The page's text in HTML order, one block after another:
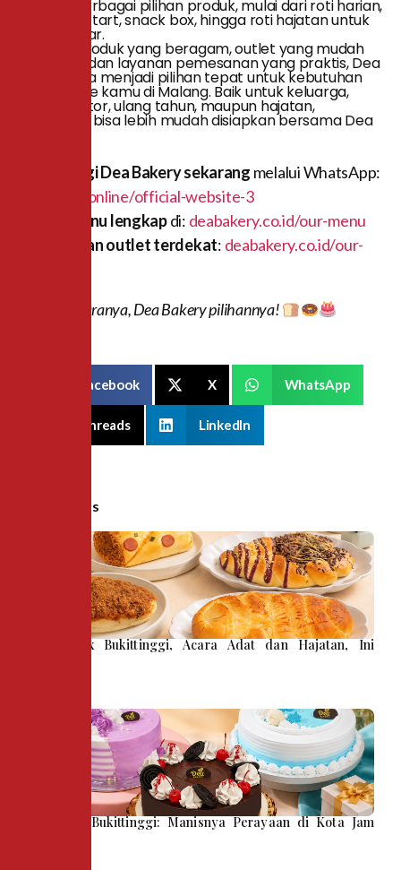
dengan berbagai pilihan produk, mulai dari roti harian,
donat, kue tart, snack box, hingga roti hajatan untuk
acara besar.
Dengan produk yang beragam, outlet yang mudah
dijangkau, dan layanan pemesanan yang praktis, Dea
Bakery bisa menjadi pilihan tepat untuk kebutuhan
roti dan kue kamu di Malang. Baik untuk keluarga,
acara kantor, ulang tahun, maupun hajatan,
semuanya bisa lebih mudah disiapkan bersama Dea
Hubungi Dea Bakery sekarang melalui WhatsApp:
mauorder.online/official-website-3
Cek menu lengkapdi: deabakery.co.id/our-menu
Temukan outlet terdekat: deabakery.co.id/our-
Apapun acaranya, Dea Bakery pilihannya!
Facebook X WhatsApp
Threads LinkedIn
Recent Posts
Snack Box Bukittinggi, Acara Adat dan Hajatan, Ini
Kue Tart Bukittinggi: Manisnya Perayaan di Kota Jam